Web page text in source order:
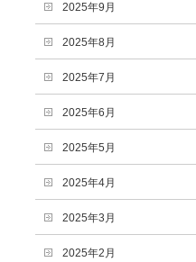
2025年9月
2025年8月
2025年7月
2025年6月
2025年5月
2025年4月
2025年3月
2025年2月